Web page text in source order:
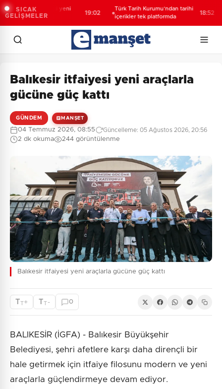
SICAK
GELİŞMELER
barcı filosuna iki yeni
19:02
Türk Tarih Kurumu’ndan tarihi
içerikler tek platformda
18:52
Balıkesir itfaiyesi yeni araçlarla
gücüne güç kattı
GÜNDEM MANŞET
04 Temmuz 2026, 08:55 Güncelleme: 05 Ağustos 2026, 20:56
2 dk okuma 244 görüntülenme
Balıkesir itfaiyesi yeni araçlarla gücüne güç kattı
TT+ TT - 0
BALIKESİR (İGFA) - Balıkesir Büyükşehir
Belediyesi, şehri afetlere karşı daha dirençli bir
hale getirmek için itfaiye filosunu modern ve yeni
araçlarla güçlendirmeye devam ediyor.